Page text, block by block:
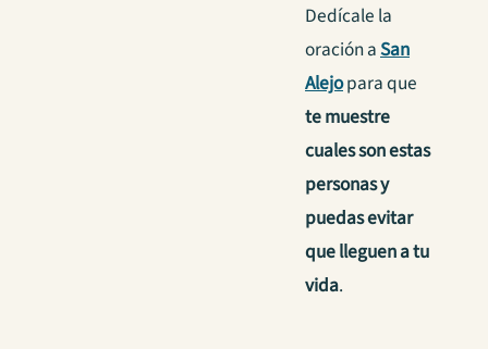
Dedícale la
oración aSan
Alejopara que
te muestre
cuales son estas
personas y
puedas evitar
que lleguen a tu
vida.